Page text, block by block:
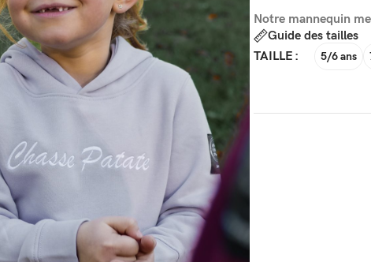
Notre mannequin
Guide des tailles
TAILLE
5/6 ans